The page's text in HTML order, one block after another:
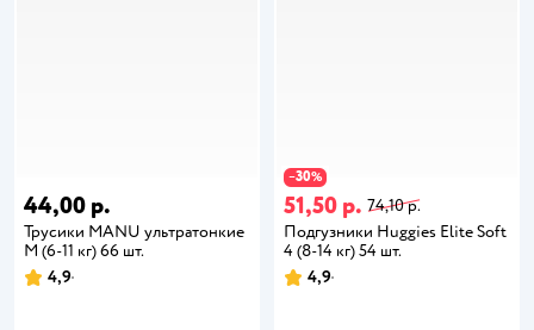
44,00 р.
Трусики MANU ультратонкие
M (6-11 кг) 66 шт.
4,9
−30%
51,50 р. 74,10 р.
Подгузники Huggies Elite Soft
4 (8-14 кг) 54 шт.
4,9